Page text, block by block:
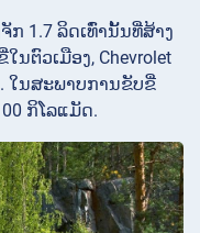
ກ 1.7 ລິດເທົ່ານັ້ນທີ່ສ້າງ
ນຕົວເມືອງ, Chevrolet
. ໃນ​ສະພາບ​ການ​ຂັບ​ຂີ່​
ກິ​ໂລ​ແມັດ.